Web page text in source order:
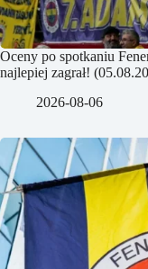
Oceny po spotkaniu
najlepiej zagrał!
2026-08-06